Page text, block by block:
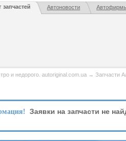
запчастей Автоновости
и недорого. autoriginal.com.ua → Запчасти
Заявки на запчасти не